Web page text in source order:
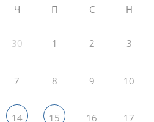
Ч П С Н
30 1 2 3
7 8 9 10
14 15 16 17